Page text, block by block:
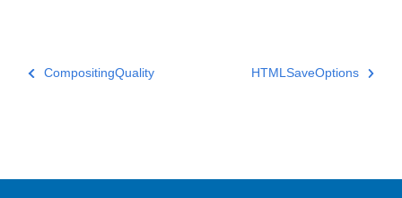
CompositingQuality HTMLSaveOptions